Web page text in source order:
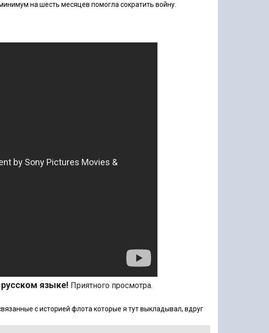
на шесть месяцев помогла сократить войну.
русском языке! Приятного просмотра.
с историей флота которые я тут выкладывал, вдруг